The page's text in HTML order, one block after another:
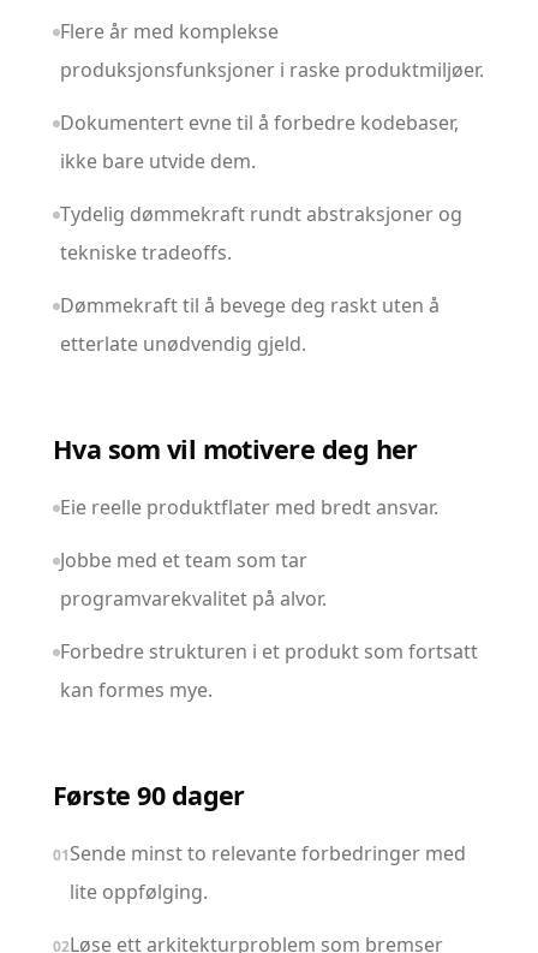
Flere år med komplekse
produksjonsfunksjoner i raske produktmiljøer.
Dokumentert evne til å forbedre kodebaser,
ikke bare utvide dem.
Tydelig dømmekraft rundt abstraksjoner og
tekniske tradeoffs.
Dømmekraft til å bevege deg raskt uten å
etterlate unødvendig gjeld.
Hva som vil motivere deg her
Eie reelle produktflater med bredt ansvar.
Jobbe med et team som tar
programvarekvalitet på alvor.
Forbedre strukturen i et produkt som fortsatt
kan formes mye.
Første 90 dager
01Sende minst to relevante forbedringer med
lite oppfølging.
02Løse ett arkitekturproblem som bremser